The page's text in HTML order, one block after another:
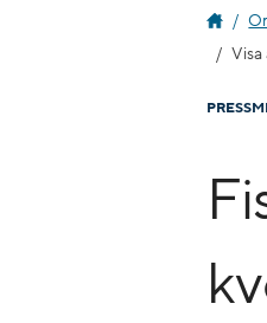
Visa